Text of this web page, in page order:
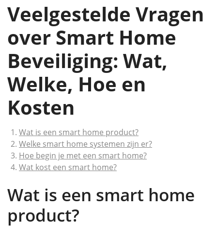
Veelgestelde Vragen
over Smart Home
Beveiliging: Wat,
Welke, Hoe en
Kosten
Wat is een smart home product?
Welke smart home systemen zijn er?
Hoe begin je met een smart home?
Wat kost een smart home?
Wat is een smart home
product?